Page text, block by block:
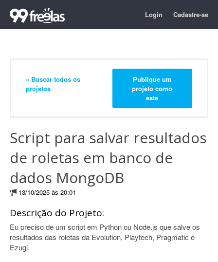
Login Cadastre-se
« Buscar todos os
projetos
Publique um
projeto como
este
Script para salvar resultados
de roletas em banco de
dados MongoDB
13/10/2025 às 20:01
Descrição do Projeto:
Eu preciso de um script em Python ou Node.js que salve os
resultados das roletas da Evolution, Playtech, Pragmatic e
Ezugi.